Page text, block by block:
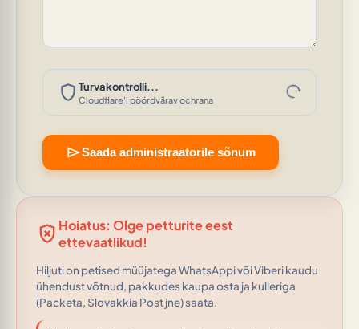
shield Turvakontrolli...
Cloudflare'i pöördvärav ochrana progress_activity
sendSaada administraatorile sõnum
gpp_bad Hoiatus: Olge petturite eest
ettevaatlikud!
Hiljuti on petised müüjatega WhatsAppi või Viberi kaudu
ühendust võtnud, pakkudes kaupa osta ja kulleriga
(Packeta, Slovakkia Post jne) saata.